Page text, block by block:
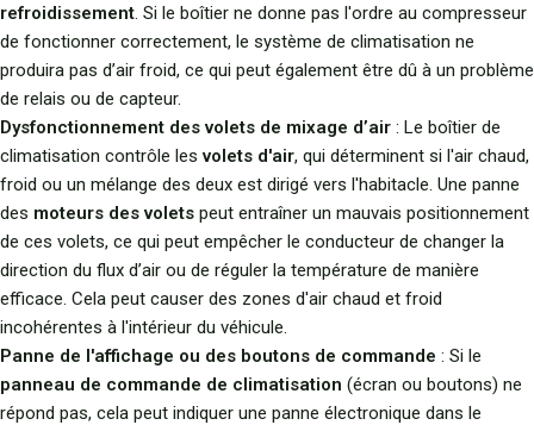
refroidissement. Si le boîtier ne donne pas l'ordre au compresseur
de fonctionner correctement, le système de climatisation ne
produira pas d’air froid, ce qui peut également être dû à un problème
de relais ou de capteur.
Dysfonctionnement des volets de mixage d’air : Le boîtier de
climatisation contrôle lesvolets d'air, qui déterminent si l'air chaud,
froid ou un mélange des deux est dirigé vers l'habitacle. Une panne
des moteurs des volets peut entraîner un mauvais positionnement
de ces volets, ce qui peut empêcher le conducteur de changer la
direction du flux d’air ou de réguler la température de manière
efficace. Cela peut causer des zones d'air chaud et froid
incohérentes à l'intérieur du véhicule.
Panne de l'affichage ou des boutons de commande : Si le
panneau de commande de climatisation (écran ou boutons) ne
répond pas, cela peut indiquer une panne électronique dans le